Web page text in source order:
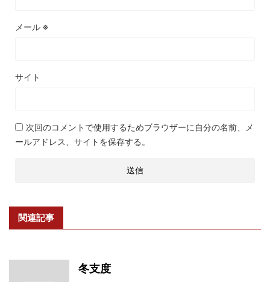
メール ※
サイト
次回のコメントで使用するためブラウザーに自分の名前、メ
ールアドレス、サイトを保存する。
関連記事
冬支度